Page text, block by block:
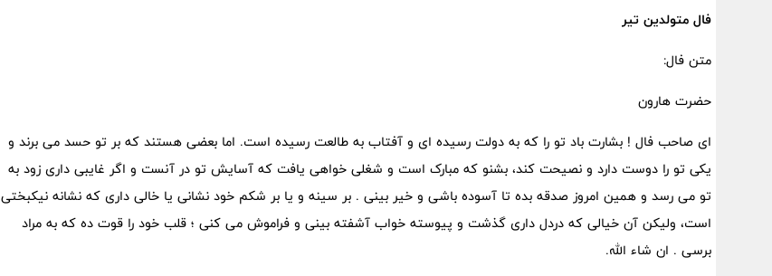
فال متولدین تیر
متن فال:
حضرت هارون
ای صاحب فال ! بشارت باد تو را که به دولت رسیده ای و آفتاب به طالعت رسیده است. اما بعضی هستند که بر تو حسد می برند و
یکی تو را دوست دارد و نصیحت کند، بشنو که مبارک است و شغلی خواهی یافت که آسایش تو در آنست و اگر غایبی داری زود به
تو می رسد و همین امروز صدقه بده تا آسوده باشی و خیر بینی . بر سینه و یا بر شکم خود نشانی یا خالی داری که نشانه نیکبختی
است، ولیکن آن خیالی که دردل داری گذشت و پیوسته خواب آشفته بینی و فراموش می کنی ؛ قلب خود را قوت ده که به مراد
برسی . ان شاء الله.